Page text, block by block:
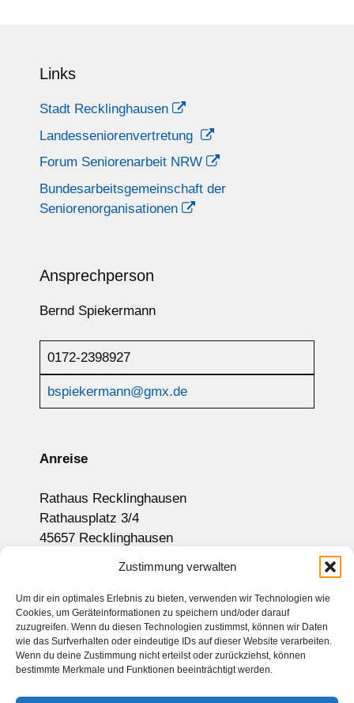
Zustimmung verwalten
Um dir ein optimales Erlebnis zu bieten, verwenden wir Technologien wie
Cookies, um Geräteinformationen zu speichern und/oder darauf
zuzugreifen. Wenn du diesen Technologien zustimmst, können wir Daten
wie das Surfverhalten oder eindeutige IDs auf dieser Website verarbeiten.
Wenn du deine Zustimmung nicht erteilst oder zurückziehst, können
bestimmte Merkmale und Funktionen beeinträchtigt werden.
Links
Stadt Recklinghausen
Landesseniorenvertretung
Forum Seniorenarbeit NRW
Bundesarbeitsgemeinschaft der
Seniorenorganisationen
Ansprechperson
Bernd Spiekermann
0172-2398927
bspiekermann@gmx.de
Anreise
Rathaus Recklinghausen
Rathausplatz 3/4
45657 Recklinghausen
Newsletter
Sitemap